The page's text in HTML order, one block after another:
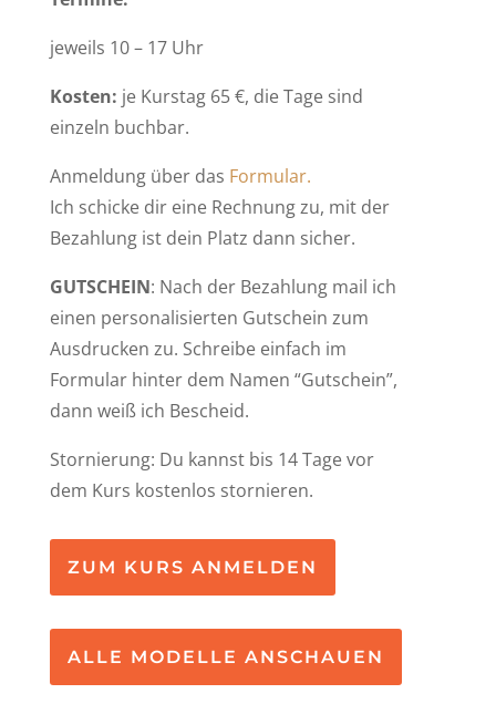
jeweils 10 – 17 Uhr
Kosten: je Kurstag 65 €, die Tage sind
einzeln buchbar.
Anmeldung über das Formular.
Ich schicke dir eine Rechnung zu, mit der
Bezahlung ist dein Platz dann sicher.
GUTSCHEIN: Nach der Bezahlung mail ich
einen personalisierten Gutschein zum
Ausdrucken zu. Schreibe einfach im
Formular hinter dem Namen “Gutschein”,
dann weiß ich Bescheid.
Stornierung: Du kannst bis 14 Tage vor
dem Kurs kostenlos stornieren.
ZUM KURS ANMELDEN
ALLE MODELLE ANSCHAUEN